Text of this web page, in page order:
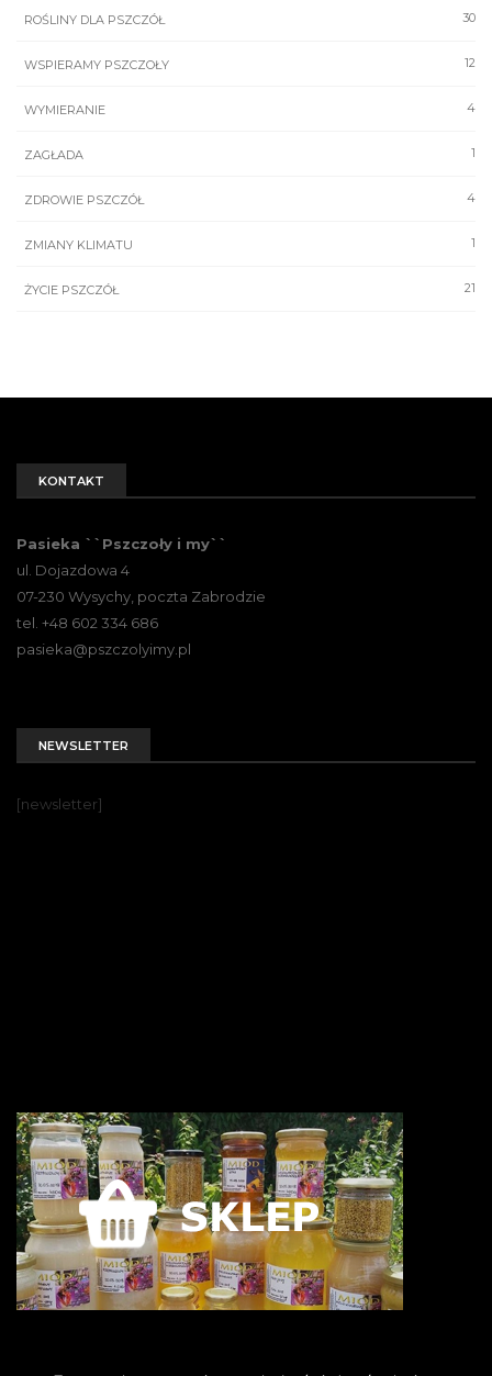
30
ROŚLINY DLA PSZCZÓŁ
12
WSPIERAMY PSZCZOŁY
4
WYMIERANIE
1
ZAGŁADA
4
ZDROWIE PSZCZÓŁ
1
ZMIANY KLIMATU
21
ŻYCIE PSZCZÓŁ
KONTAKT
Pasieka ``Pszczoły i my``
ul. Dojazdowa 4
07-230 Wysychy, poczta Zabrodzie
tel. +48 602 334 686
pasieka@pszczolyimy.pl
NEWSLETTER
[newsletter]